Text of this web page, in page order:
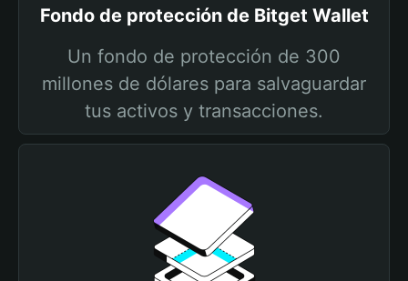
Fondo de protección de Bitget Wallet
Un fondo de protección de 300
millones de dólares para salvaguardar
tus activos y transacciones.